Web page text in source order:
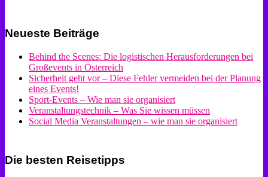
Neueste Beiträge
Behind the Scenes: Die logistischen Herausforderungen bei
Großevents in Österreich
Sicherheit geht vor – Diese Fehler vermeiden bei der Planung
eines Events!
Sport-Events – Wie man sie organisiert
Veranstaltungstechnik – Was Sie wissen müssen
Social Media Veranstaltungen – wie man sie organisiert
Die besten Reisetipps